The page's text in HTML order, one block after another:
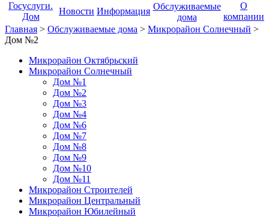
Госуслуги.
Дом
Новости Информация Обслуживаемые
дома
О
компании
Главная > Обслуживаемые дома > Микрорайон Солнечный >
Дом №2
Микрорайон Октябрьский
Микрорайон Солнечный
Дом №1
Дом №2
Дом №3
Дом №4
Дом №6
Дом №7
Дом №8
Дом №9
Дом №10
Дом №11
Микрорайон Строителей
Микрорайон Центральный
Микрорайон Юбилейный